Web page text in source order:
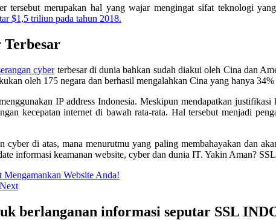
tersebut merupakan hal yang wajar mengingat sifat teknologi
$1,5 triliun pada tahun 2018.
Terbesar
cyberterbesar di dunia bahkan sudah diakui oleh Cina dan
oleh 175 negara dan berhasil mengalahkan Cina yang hanya
IP address Indonesia. Meskipun mendapatkan
kecepatan internet di bawah rata-rata. Hal tersebut menjadi
cyber di atas, mana menurutmu yang paling membahayakan dan
informasi keamanan website, cyber dan dunia IT. Yakin Aman?
Website Anda!
Next
berlanganan informasi seputar SSL